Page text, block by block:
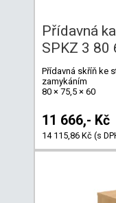
Přídavná
SPKZ 3 80
Přídavná skříň ke
zamykáním
80 × 75,5 × 60
11 666,- Kč
14 115,86 Kč (s